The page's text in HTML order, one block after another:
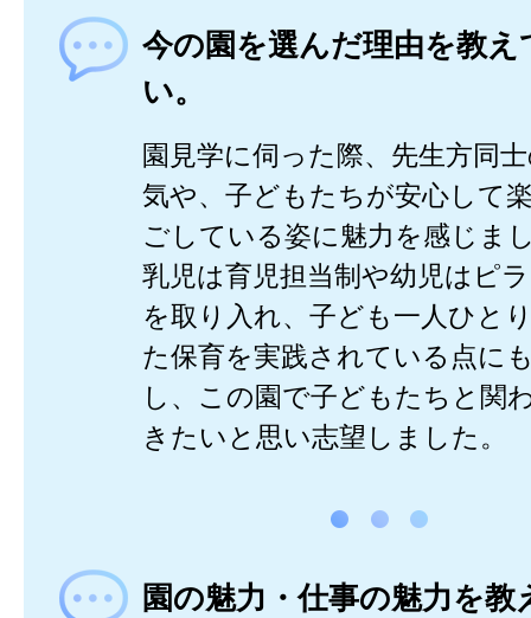
今の園を選んだ理由を教え
い。
園見学に伺った際、先生方同
気や、子どもたちが安心して
ごしている姿に魅力を感じま
乳児は育児担当制や幼児はピ
を取り入れ、子ども一人ひと
た保育を実践されている点に
し、この園で子どもたちと関
きたいと思い志望しました。
園の魅力・仕事の魅力を教